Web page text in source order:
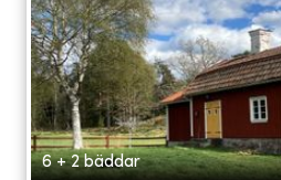
6 + 2 bäddar